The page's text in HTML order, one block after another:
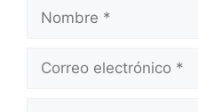
electrónico